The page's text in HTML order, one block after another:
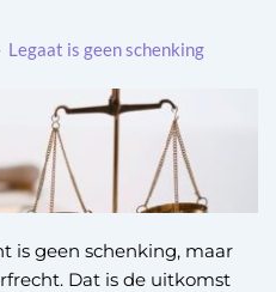
Legaat is geen schenking
is geen schenking, maar
Dat is de uitkomst